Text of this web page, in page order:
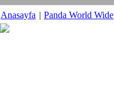
Anasayfa | Panda World Wide